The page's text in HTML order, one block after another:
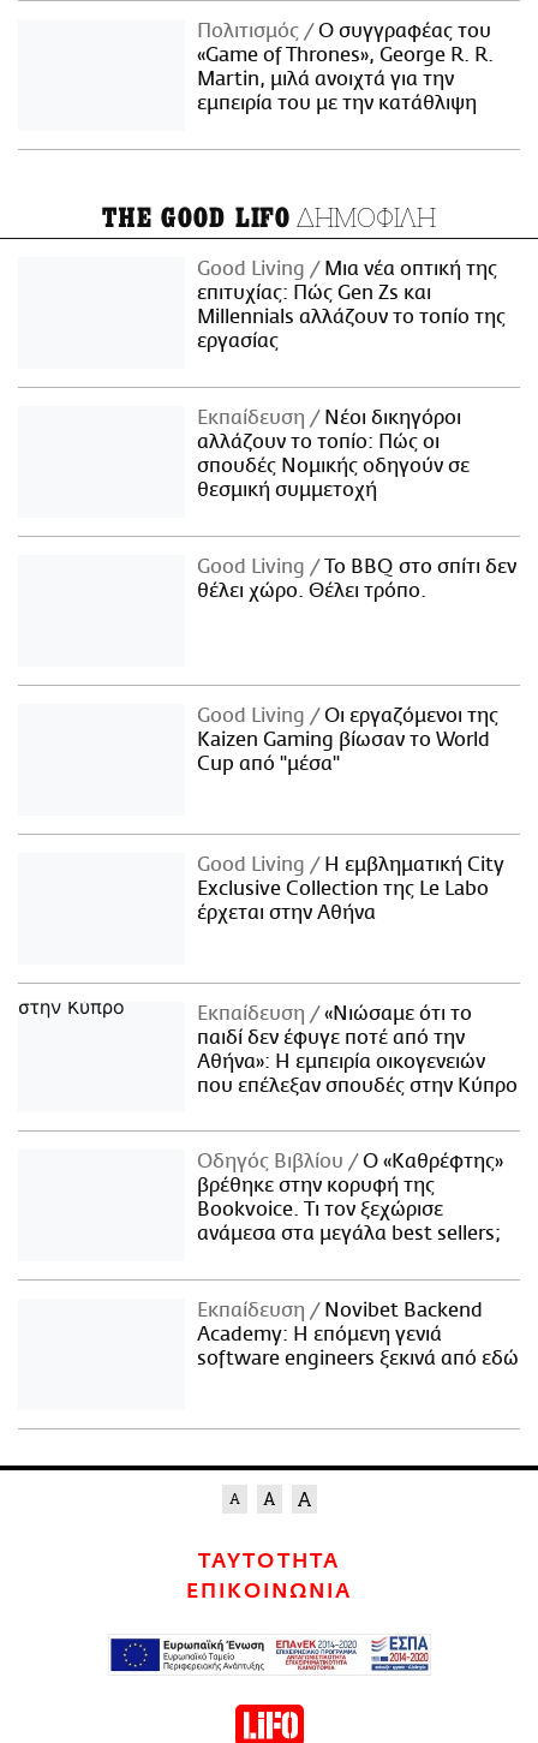
Πολιτισμός
Ο συγγραφέας του
«Game of Thrones», George R. R.
Martin, μιλά ανοιχτά για την
εμπειρία του με την κατάθλιψη
THE GOOD LIFO ΔΗΜΟΦΙΛΗ
Good Living
Μια νέα οπτική της
επιτυχίας: Πώς Gen Zs και
Millennials αλλάζουν το τοπίο της
εργασίας
Εκπαίδευση
Νέοι δικηγόροι
αλλάζουν το τοπίο: Πώς οι
σπουδές Νομικής οδηγούν σε
θεσμική συμμετοχή
Good Living
Το BBQ στο σπίτι δεν
θέλει χώρο. Θέλει τρόπο.
Good Living
Οι εργαζόμενοι της
Kaizen Gaming βίωσαν το World
Cup από "μέσα"
Good Living
Η εμβληματική City
Exclusive Collection της Le Labo
έρχεται στην Αθήνα
Εκπαίδευση
«Νιώσαμε ότι το
παιδί δεν έφυγε ποτέ από την
Αθήνα»: Η εμπειρία οικογενειών
που επέλεξαν σπουδές στην Κύπρο
Οδηγός Βιβλίου
Ο «Καθρέφτης»
βρέθηκε στην κορυφή της
Bookvoice. Τι τον ξεχώρισε
ανάμεσα στα μεγάλα best sellers;
Εκπαίδευση
Novibet Backend
Academy: Η επόμενη γενιά
software engineers ξεκινά από εδώ
ΤΑΥΤΟΤΗΤΑ
ΕΠΙΚΟΙΝΩΝΙΑ